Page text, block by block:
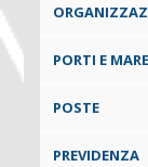
PORTI E MARE
POSTE
PREVIDENZA